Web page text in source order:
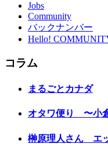
Jobs
Community
バックナンバー
Hello!
コラム
まるごとカナダ
オタワ便り 〜小
榊原理人さん エ